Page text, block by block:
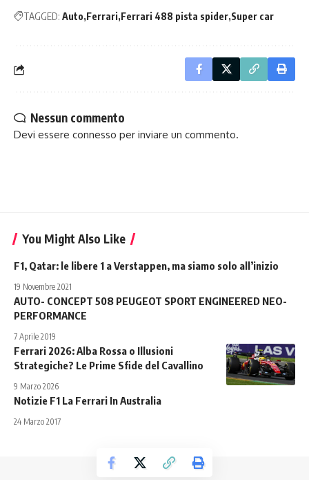
TAGGED: Auto Ferrari Ferrari 488 pista spider Super car
Nessun commento
Devi essere connesso per inviare un commento.
You Might Also Like
F1, Qatar: le libere 1 a Verstappen, ma siamo solo all’inizio
19 Novembre 2021
AUTO- CONCEPT 508 PEUGEOT SPORT ENGINEERED NEO-
PERFORMANCE
7 Aprile 2019
Ferrari 2026: Alba Rossa o Illusioni
Strategiche? Le Prime Sfide del Cavallino
9 Marzo 2026
Notizie F1 La Ferrari In Australia
24 Marzo 2017